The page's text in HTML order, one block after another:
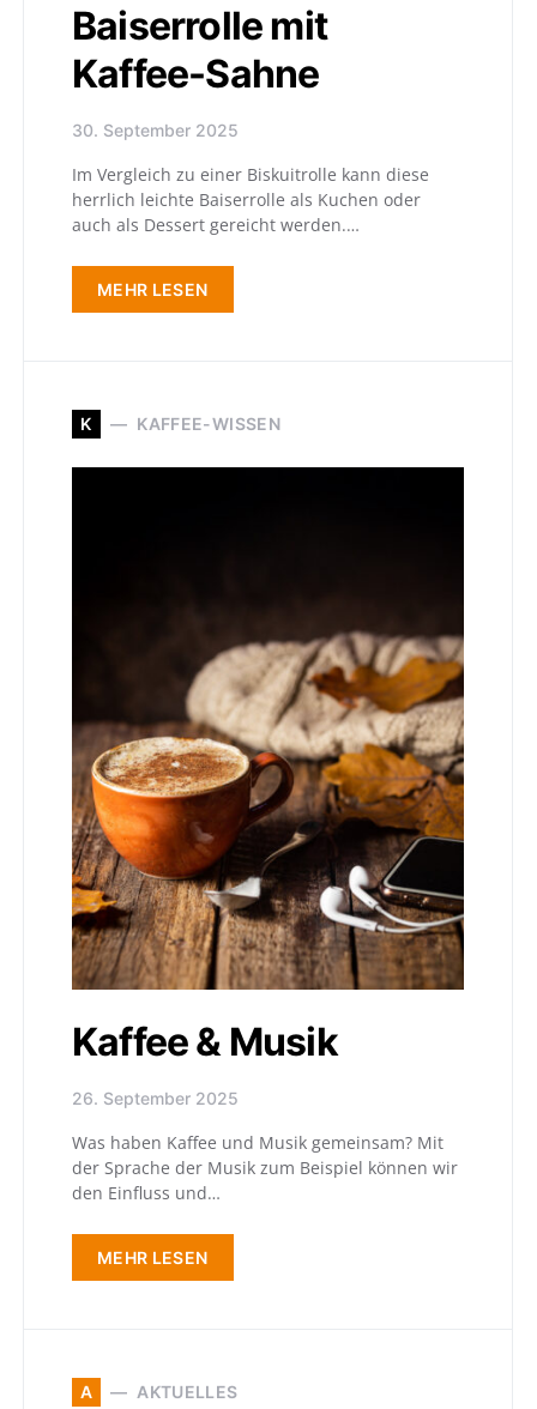
Baiserrolle mit
Kaffee-Sahne
30. September 2025
Im Vergleich zu einer Biskuitrolle kann diese
herrlich leichte Baiser­rolle als Kuchen oder
auch als Dessert gereicht werden.…
MEHR LESEN
K KAFFEE-WISSEN
Kaffee & Musik
26. September 2025
Was haben Kaffee und Musik gemeinsam? Mit
der Sprache der Musik zum Beispiel können wir
den Einfluss und…
MEHR LESEN
A AKTUELLES